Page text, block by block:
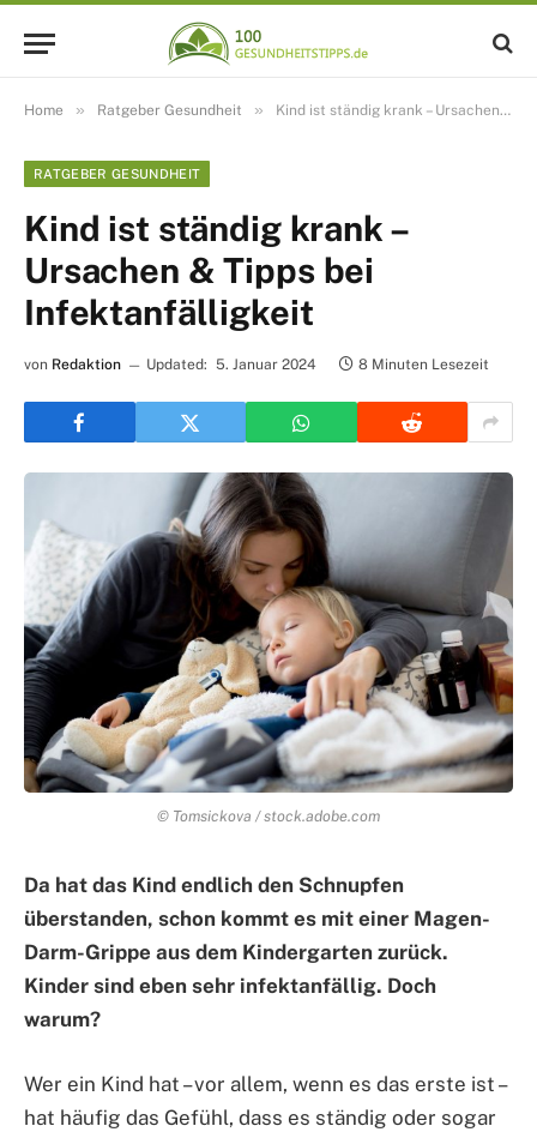
Home » Ratgeber Gesundheit » Kind ist ständig krank – Ursachen & Tipps bei Infektanfälligkeit
RATGEBER GESUNDHEIT
Kind ist ständig krank –
Ursachen & Tipps bei
Infektanfälligkeit
von Redaktion Updated: 5. Januar 2024 8 Minuten Lesezeit
© Tomsickova / stock.adobe.com
Da hat das Kind endlich den Schnupfen
überstanden, schon kommt es mit einer Magen-
Darm-Grippe aus dem Kindergarten zurück.
Kinder sind eben sehr infektanfällig. Doch
warum?
Wer ein Kind hat – vor allem, wenn es das erste ist –
hat häufig das Gefühl, dass es ständig oder sogar